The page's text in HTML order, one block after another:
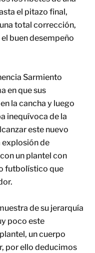
el pitazo final,
total corrección,
buen desempeño
Sarmiento
en que sus
la cancha y luego
inequívoca de la
este nuevo
explosión de
un plantel con
futbolístico que
de su jerarquía
poco este
un cuerpo
por ello deducimos